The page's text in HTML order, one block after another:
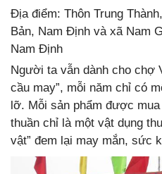
Địa điểm: Thôn Trung
Bản, Nam Định và xã Nam
Nam Định
Người ta vẫn dành cho chợ
cầu may”, mỗi năm chỉ có
lỡ. Mỗi sản phẩm được
thuần chỉ là một vật dụng
vật” đem lại may mắn, sức